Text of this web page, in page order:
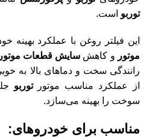
توربو است.
این فیلتر روغن با عملکرد بهینه
موتور و کاهش سایش قطعات موتور
رانندگی سخت و دماهای بالا به
از عملکرد مناسب موتورتوربو
سوخت را بهینه می‌سازد.
مناسب برای خودروهای: